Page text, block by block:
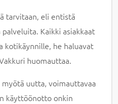
tarvitaan, eli entistä
Kaikki asiakkaat
kotikäynnille, he haluavat
huomauttaa.
myötä uutta, voimauttavaa
käyttöönotto onkin